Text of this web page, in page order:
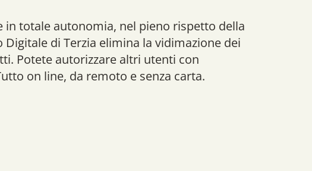
totale autonomia, nel pieno rispetto della
di Terzia elimina la vidimazione dei
Potete autorizzare altri utenti con
on line, da remoto e senza carta.